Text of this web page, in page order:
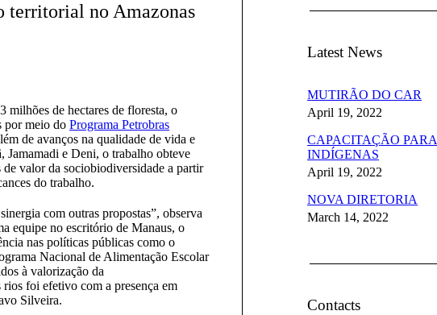
territorial no Amazonas
milhões de hectares de floresta, o
por meio do Programa Petrobras
de avanços na qualidade de vida e
Jamamadi e Deni, o trabalho obteve
valor da sociobiodiversidade a partir
do trabalho.
com outras propostas”, observa
equipe no escritório de Manaus, o
nas políticas públicas como o
Nacional de Alimentação Escolar
à valorização da
foi efetivo com a presença em
Silveira.
Latest News
MUTIRÃO DO CAR
April 19, 2022
CAPACITAÇÃO PARA
INDÍGENAS
April 19, 2022
NOVA DIRETORIA
March 14, 2022
Contacts